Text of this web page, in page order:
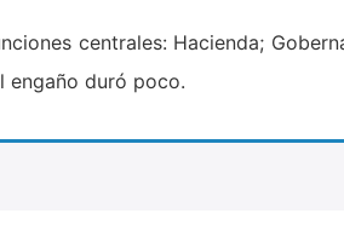
centrales: Hacienda;
engaño duró poco.